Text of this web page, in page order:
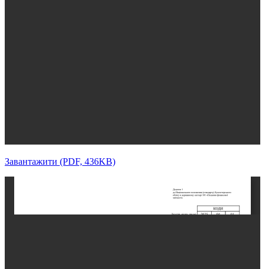
Завантажити (PDF, 436KB)